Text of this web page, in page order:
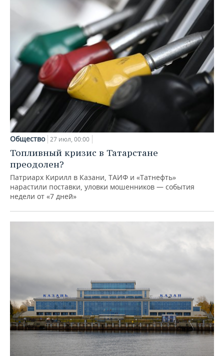
Общество 27 июл, 00:00
Топливный кризис в Татарстане
преодолен?
Патриарх Кирилл в Казани, ТАИФ и «Татнефть»
нарастили поставки, уловки мошенников — события
недели от «7 дней»